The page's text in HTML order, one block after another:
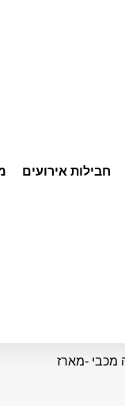
חבילות אירועים
מכבי -מארז